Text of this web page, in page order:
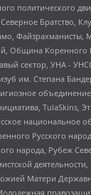
политического
Братство,
Файзрахманисты,
Община Коренного
сектор, УНА -
им. Степана
TulaSkins,
национальное
Русского
народа, Рубеж
Матери